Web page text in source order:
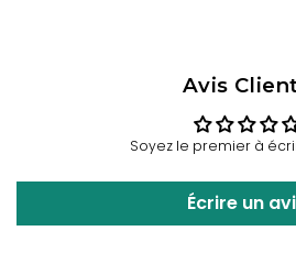
Avis
Soyez le premier à
Écrire un